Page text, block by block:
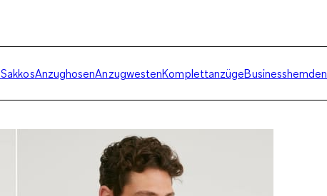
SakkosAnzughosenAnzugwestenKomplettanzügeBusinesshemden